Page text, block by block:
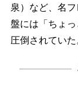
泉）など、名
盤には「ちょ
圧倒されていた